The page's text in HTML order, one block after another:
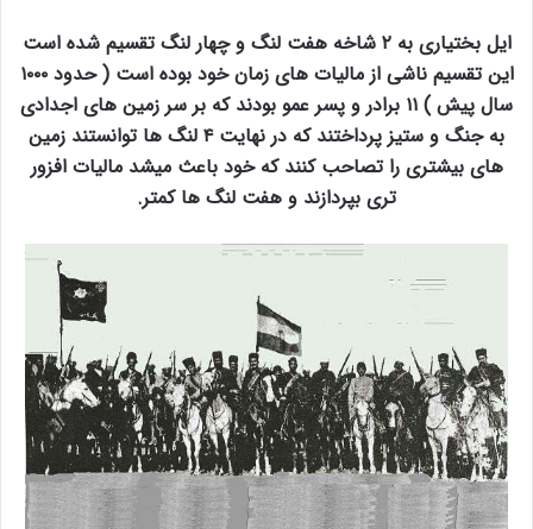
ایل بختیاری به ۲ شاخه هفت لنگ و چهار لنگ تقسیم شده است
این تقسیم ناشی از مالیات های زمان خود بوده است ( حدود ۱۰۰۰
سال پیش ) ۱۱ برادر و پسر عمو بودند که بر سر زمین های اجدادی
به جنگ و ستیز پرداختند که در نهایت ۴ لنگ ها توانستند زمین
های بیشتری را تصاحب کنند که خود باعث میشد مالیات افزور
تری بپردازند و هفت لنگ ها کمتر.